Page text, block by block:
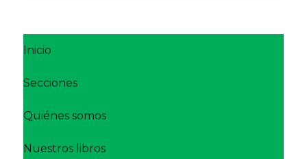
Inicio
Secciones
Quiénes somos
Nuestros libros